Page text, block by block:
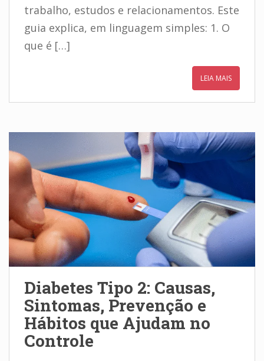
trabalho, estudos e relacionamentos. Este
guia explica, em linguagem simples: 1. O
que é […]
LEIA MAIS
Diabetes Tipo 2: Causas,
Sintomas, Prevenção e
Hábitos que Ajudam no
Controle